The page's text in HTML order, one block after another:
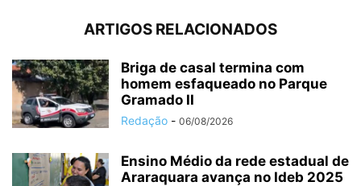
ARTIGOS RELACIONADOS
Briga de casal termina com
homem esfaqueado no Parque
Gramado II
Redação - 06/08/2026
Ensino Médio da rede estadual de
Araraquara avança no Ideb 2025